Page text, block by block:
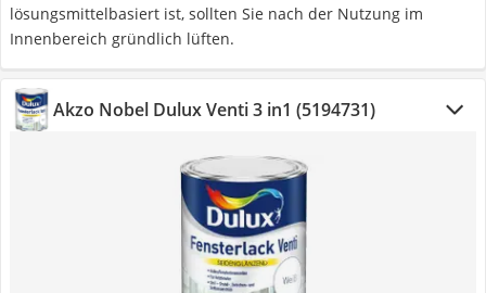
lösungsmittelbasiert ist, sollten Sie nach der Nutzung im
Innenbereich gründlich lüften.
Akzo Nobel Dulux Venti 3 in1 (5194731)